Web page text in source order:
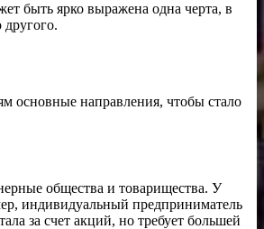
быть ярко выражена одна черта, в
основные направления, чтобы стало
общества и товарищества. У
индивидуальный предприниматель
за счет акций, но требует большей